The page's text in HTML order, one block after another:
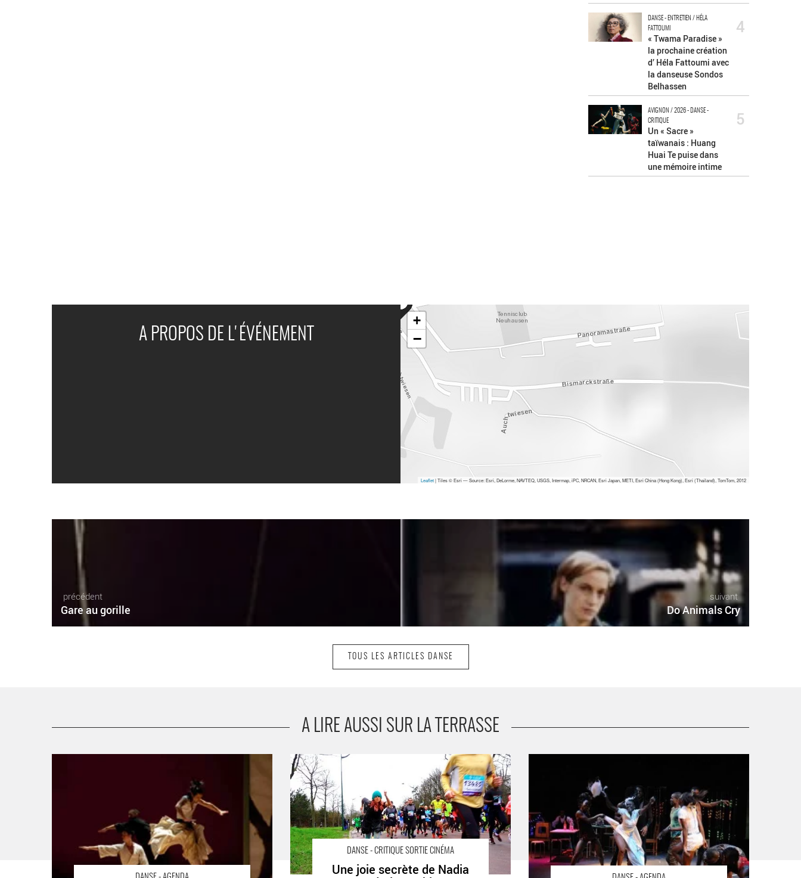
DANSE - ENTRETIEN / HÉLA
FATTOUMI
« Twama Paradise »
la prochaine création
d’ Héla Fattoumi avec
la danseuse Sondos
Belhassen
4
AVIGNON / 2026 - DANSE -
CRITIQUE
Un « Sacre »
taïwanais : Huang
Huai Te puise dans
une mémoire intime
5
A PROPOS DE L'ÉVÉNEMENT
+
−
Leaflet| Tiles © Esri — Source: Esri, DeLorme, NAVTEQ, USGS, Intermap, iPC, NRCAN, Esri Japan, METI, Esri China (Hong Kong), Esri (Thailand), TomTom, 2012
précédent
Gare au gorille
suivant
Do Animals Cry
TOUS LES ARTICLES DANSE
A LIRE AUSSI SUR LA TERRASSE
DANSE - CRITIQUE SORTIE CINÉMA
Une joie secrète de Nadia
Une joie secrète de Nadia Vadori-Gauthier - Critique
sortie Danse Paris MK2 Beaubourg